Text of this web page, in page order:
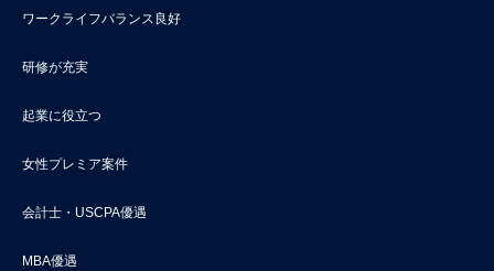
ワークライフバランス良好
研修が充実
起業に役立つ
女性プレミア案件
会計士・USCPA優遇
MBA優遇